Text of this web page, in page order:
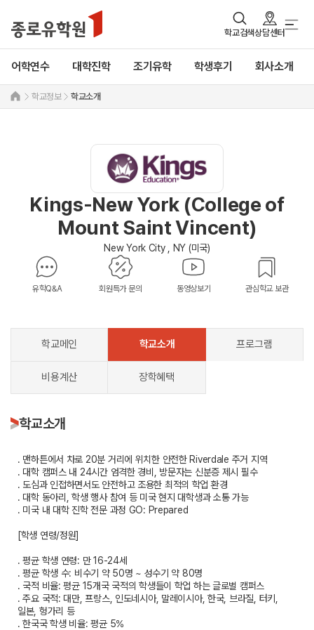
학교검색상담센터
어학연수 대학진학 조기유학 학생후기 회사소개
학교정보 학교소개
Kings-New York (College of
Mount Saint Vincent)
New York City , NY (미국)
유학Q&A 회원특가 문의 동영상보기 관심학교 보관
학교메인 학교소개 프로그램
비용계산 장학혜택
학교소개
. 맨하튼에서 차로 20분 거리에 위치한 안전한 Riverdale 주거 지역
. 대학 캠퍼스 내 24시간 엄격한 경비, 방문자는 신분증 제시 필수
. 도심과 인접하면서도 안전하고 조용한 최적의 학업 환경
. 대학 동아리, 학생 행사 참여 등 미국 현지 대학생과 소통 가능
. 미국 내 대학 진학 전문 과정 GO: Prepared
[학생 연령/정원]
. 평균 학생 연령: 만 16-24세
. 평균 학생 수: 비수기 약 50명 ~ 성수기 약 80명
. 국적 비율: 평균 15개국 국적의 학생들이 학업 하는 글로벌 캠퍼스
. 주요 국적: 대만, 프랑스, 인도네시아, 말레이시아, 한국, 브라질, 터키,
일본, 헝가리 등
. 한국국 학생 비율: 평균 5%